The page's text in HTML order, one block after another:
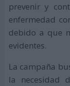
prevenir y
enfermedad
debido a que
evidentes.
La campaña
la necesidad